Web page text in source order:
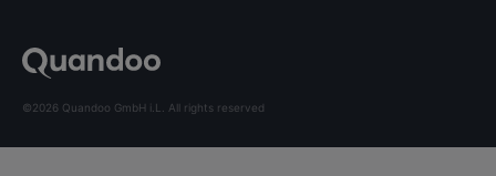
©2026 Quandoo GmbH i.L. All rights reserved